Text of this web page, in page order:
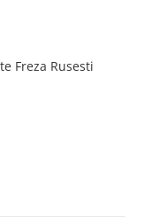
Freza Rusesti